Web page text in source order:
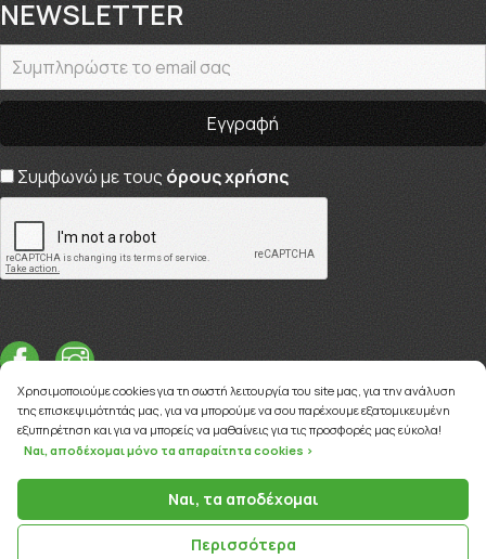
NEWSLETTER
Συμφωνώ με τουςόρους χρήσης
Χρησιμοποιούμε cookies για τη σωστή λειτουργία του site μας, για την ανάλυση
της επισκεψιμότητάς μας, για να μπορούμε να σου παρέχουμε εξατομικευμένη
εξυπηρέτηση και για να μπορείς να μαθαίνεις για τις προσφορές μας εύκολα!
Ναι, αποδέχομαι μόνο τα απαραίτητα cookies >
Ναι, τα αποδέχομαι
Περισσότερα